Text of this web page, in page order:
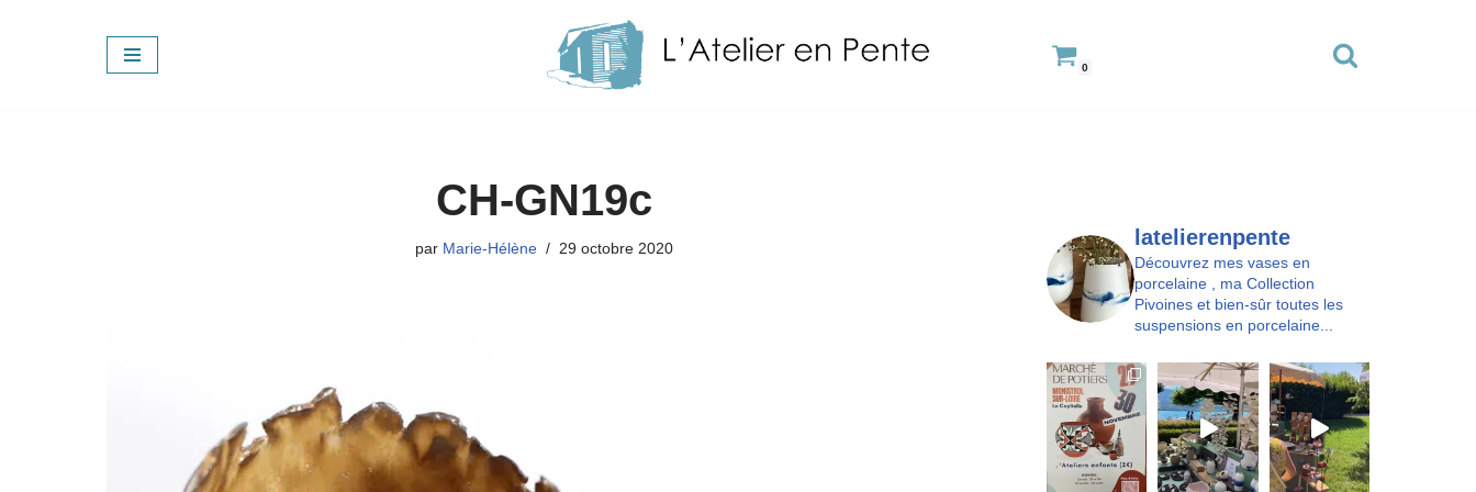
0
CH-GN19c
par Marie-Hélène 29 octobre 2020 latelierenpente
Découvrez mes vases en
porcelaine , ma Collection
Pivoines et bien-sûr toutes les
suspensions en porcelaine...